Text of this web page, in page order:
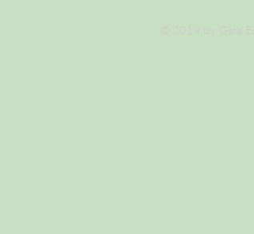
© 2019 by Gaia